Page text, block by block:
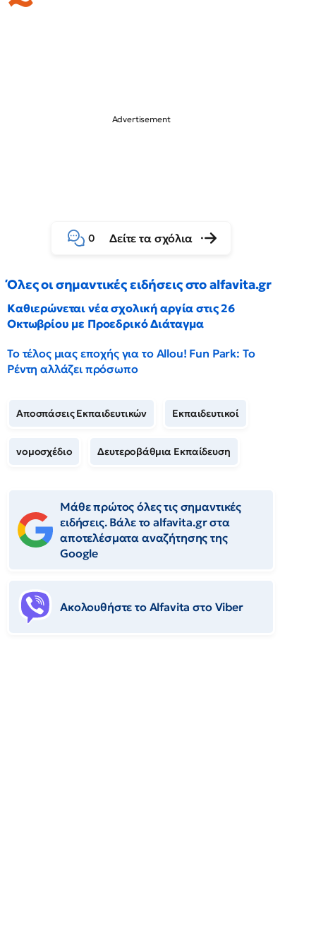
0 Δείτε τα σχόλια
Όλες οι σημαντικές ειδήσεις στο alfavita.gr
Καθιερώνεται νέα σχολική αργία στις 26
Οκτωβρίου με Προεδρικό Διάταγμα
Το τέλος μιας εποχής για το Allou! Fun Park: Το
Ρέντη αλλάζει πρόσωπο
Αποσπάσεις Εκπαιδευτικών Εκπαιδευτικοί
νομοσχέδιο Δευτεροβάθμια Εκπαίδευση
Μάθε πρώτος όλες τις σημαντικές
ειδήσεις. Βάλε το alfavita.gr στα
αποτελέσματα αναζήτησης της
Google
Ακολουθήστε το Αlfavita στο Viber